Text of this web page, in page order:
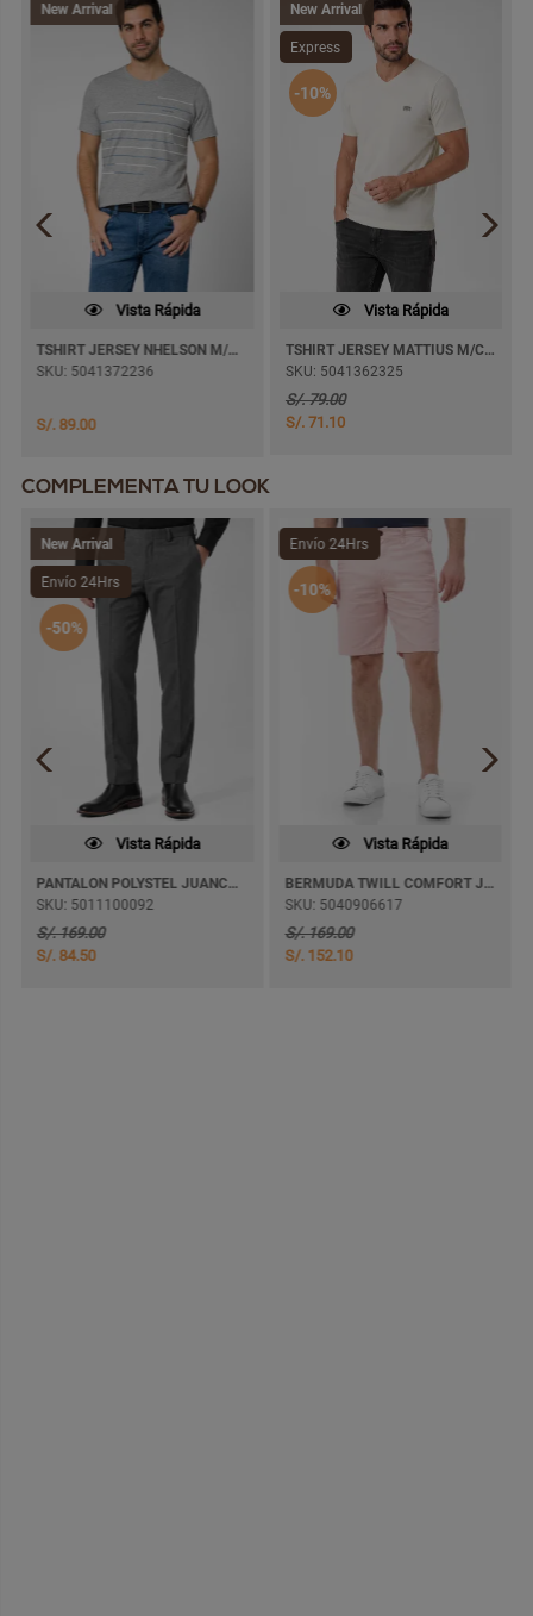
New Arrival
Vista Rápida
TSHIRT JERSEY NHELSON M/CORTA
SKU: 5041372236
S/. 89.00
New Arrival
Express
-10%
Vista Rápida
TSHIRT JERSEY MATTIUS M/CORTA
SKU: 5041362325
S/. 79.00
S/. 71.10
COMPLEMENTA TU LOOK
New Arrival
Envío 24Hrs
-50%
Vista Rápida
PANTALON POLYSTEL JUANCAZ SEMI PITILLO
SKU: 5011100092
S/. 169.00
S/. 84.50
Envío 24Hrs
-10%
Vista Rápida
BERMUDA TWILL COMFORT JARBYZ
SKU: 5040906617
S/. 169.00
S/. 152.10